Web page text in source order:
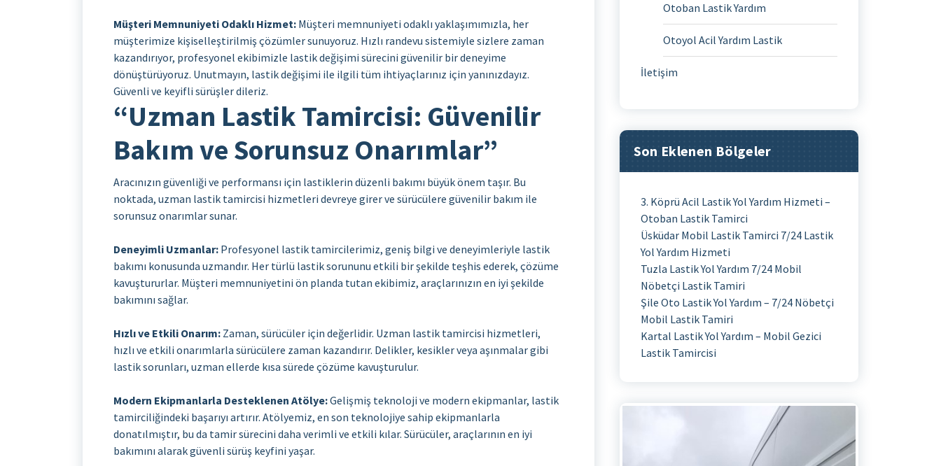
Müşteri Memnuniyeti Odaklı Hizmet: Müşteri memnuniyeti odaklı yaklaşımımızla, her
müşterimize kişiselleştirilmiş çözümler sunuyoruz. Hızlı randevu sistemiyle sizlere zaman
kazandırıyor, profesyonel ekibimizle lastik değişimi sürecini güvenilir bir deneyime
dönüştürüyoruz. Unutmayın, lastik değişimi ile ilgili tüm ihtiyaçlarınız için yanınızdayız.
Güvenli ve keyifli sürüşler dileriz.
“Uzman Lastik Tamircisi: Güvenilir
Bakım ve Sorunsuz Onarımlar”
Aracınızın güvenliği ve performansı için lastiklerin düzenli bakımı büyük önem taşır. Bu
noktada, uzman lastik tamircisi hizmetleri devreye girer ve sürücülere güvenilir bakım ile
sorunsuz onarımlar sunar.
Deneyimli Uzmanlar: Profesyonel lastik tamircilerimiz, geniş bilgi ve deneyimleriyle lastik
bakımı konusunda uzmandır. Her türlü lastik sorununu etkili bir şekilde teşhis ederek, çözüme
kavuştururlar. Müşteri memnuniyetini ön planda tutan ekibimiz, araçlarınızın en iyi şekilde
bakımını sağlar.
Hızlı ve Etkili Onarım: Zaman, sürücüler için değerlidir. Uzman lastik tamircisi hizmetleri,
hızlı ve etkili onarımlarla sürücülere zaman kazandırır. Delikler, kesikler veya aşınmalar gibi
lastik sorunları, uzman ellerde kısa sürede çözüme kavuşturulur.
Modern Ekipmanlarla Desteklenen Atölye:Gelişmiş teknoloji ve modern ekipmanlar, lastik
tamirciliğindeki başarıyı artırır. Atölyemiz, en son teknolojiye sahip ekipmanlarla
donatılmıştır, bu da tamir sürecini daha verimli ve etkili kılar. Sürücüler, araçlarının en iyi
bakımını alarak güvenli sürüş keyfini yaşar.
Otoban Lastik Yardım
Otoyol Acil Yardım Lastik
İletişim
Son Eklenen Bölgeler
3. Köprü Acil Lastik Yol Yardım Hizmeti –
Otoban Lastik Tamirci
Üsküdar Mobil Lastik Tamirci 7/24 Lastik
Yol Yardım Hizmeti
Tuzla Lastik Yol Yardım 7/24 Mobil
Nöbetçi Lastik Tamiri
Şile Oto Lastik Yol Yardım – 7/24 Nöbetçi
Mobil Lastik Tamiri
Kartal Lastik Yol Yardım – Mobil Gezici
Lastik Tamircisi